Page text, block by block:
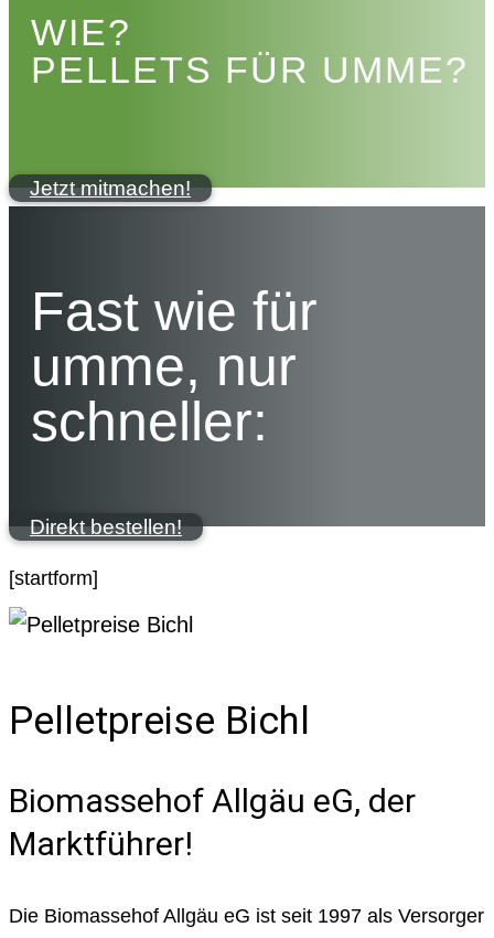
WIE?
PELLETS FÜR UMME?
Jetzt mitmachen!
Fast wie für
umme, nur
schneller:
Direkt bestellen!
[startform]
Pelletpreise Bichl
Biomassehof Allgäu eG, der
Marktführer!
Die Biomassehof Allgäu eG ist seit 1997 als Versorger